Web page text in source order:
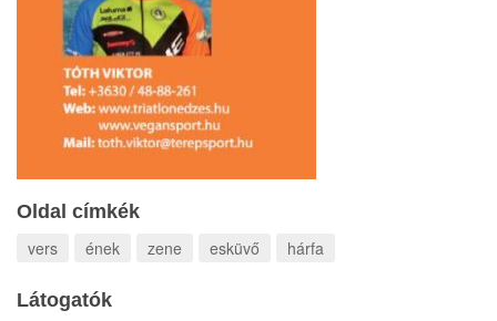
Oldal címkék
vers
ének zene esküvő hárfa
Látogatók